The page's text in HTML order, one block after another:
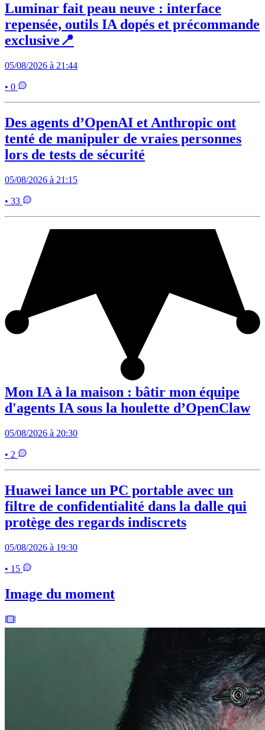
Luminar fait peau neuve : interface
repensée, outils IA dopés et précommande
exclusive📍
05/08/2026 à 21:44
• 0
Des agents d’OpenAI et Anthropic ont
tenté de manipuler de vraies personnes
lors de tests de sécurité
05/08/2026 à 21:15
• 33
Mon IA à la maison : bâtir mon équipe
d'agents IA sous la houlette d’OpenClaw
05/08/2026 à 20:30
• 2
Huawei lance un PC portable avec un
filtre de confidentialité dans la dalle qui
protège des regards indiscrets
05/08/2026 à 19:30
• 15
Image du moment